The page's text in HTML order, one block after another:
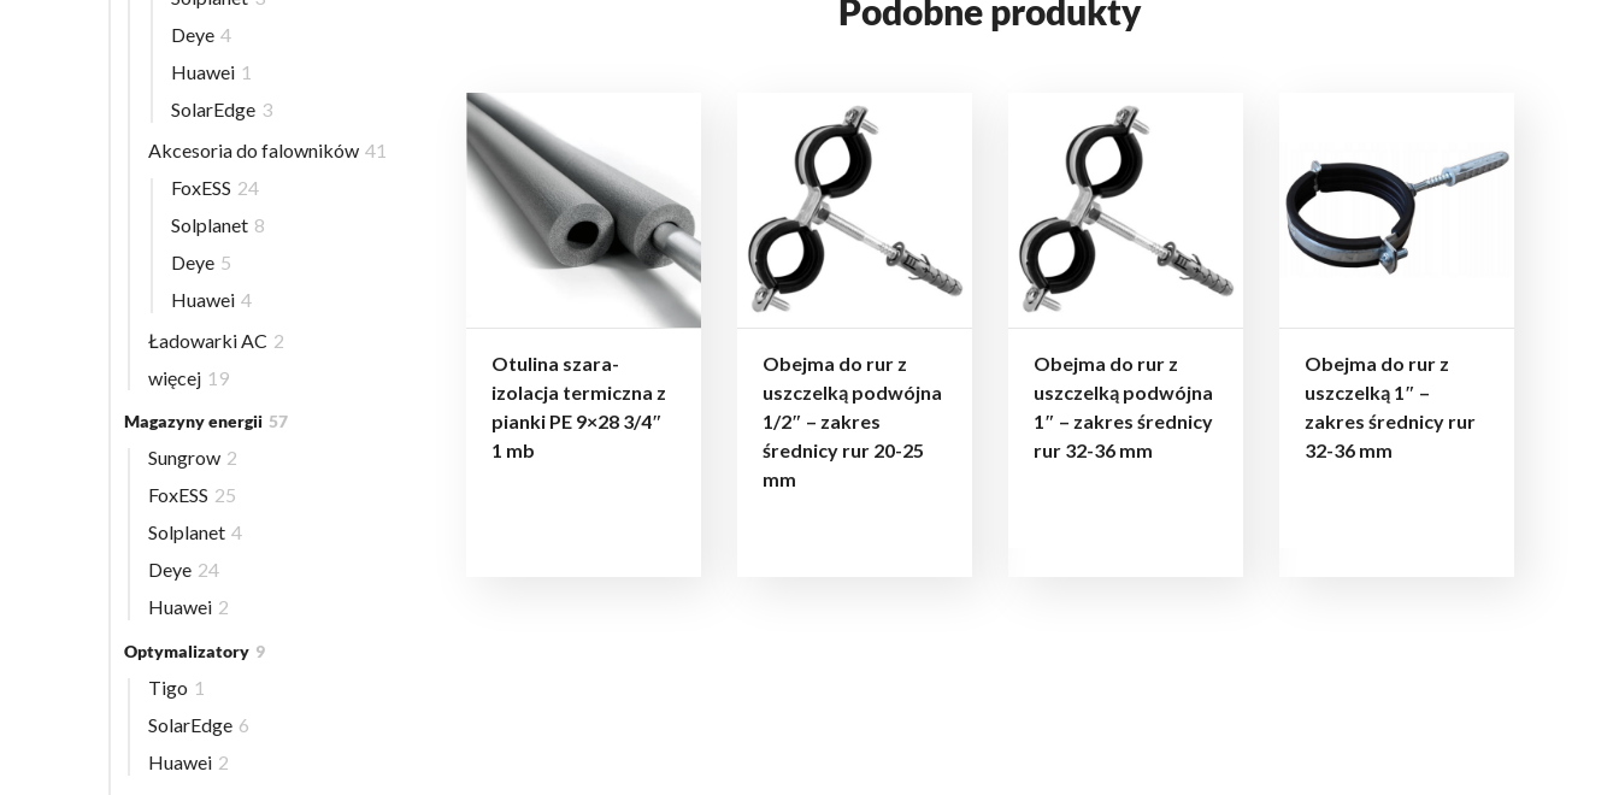
Podobne produkty
Otulina szara-
izolacja termiczna z
pianki PE 9×28 3/4″
1 mb
Obejma do rur z
uszczelką podwójna
1/2″ – zakres
średnicy rur 20-25
mm
Obejma do rur z
uszczelką podwójna
1″ – zakres średnicy
rur 32-36 mm
Obejma do rur z
uszczelką 1″ –
zakres średnicy rur
32-36 mm
Deye 4
Huawei 1
SolarEdge 3
Akcesoria do falowników 41
FoxESS 24
Solplanet 8
Deye 5
Huawei 4
Ładowarki AC 2
więcej 19
Magazyny energii 57
Sungrow 2
FoxESS 25
Solplanet 4
Deye 24
Huawei 2
Optymalizatory 9
Tigo 1
SolarEdge 6
Huawei 2